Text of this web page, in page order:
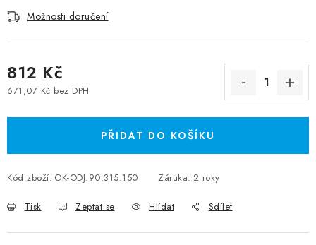
Možnosti doručení
812 Kč
671,07 Kč bez DPH
PŘIDAT DO KOŠÍKU
Kód zboží: OK-ODJ.90.315.150 Záruka: 2 roky
Tisk Zeptat se Hlídat Sdílet